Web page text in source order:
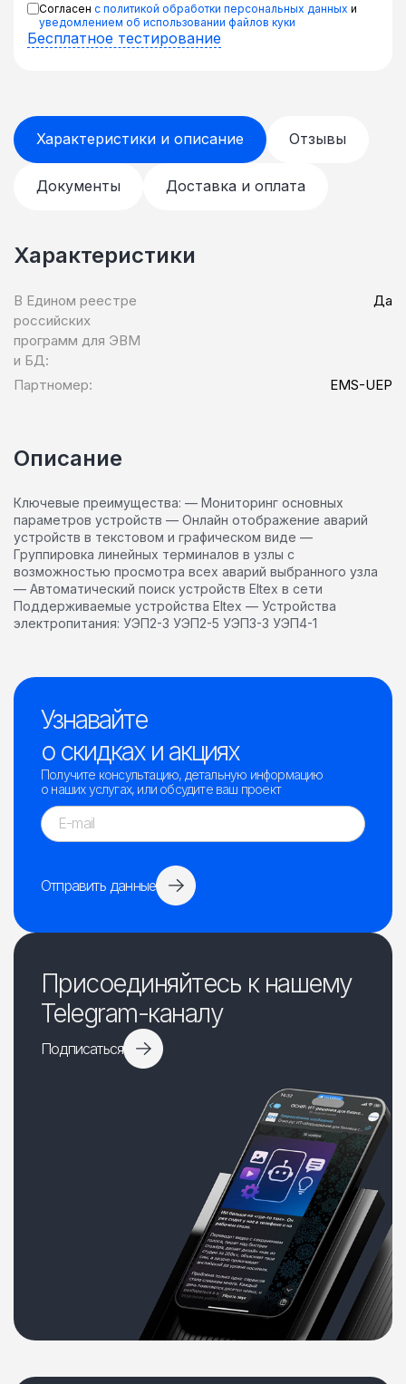
Согласен с политикой обработки персональных данных и
уведомлением об использовании файлов куки
Бесплатное тестирование
Характеристики и описание Отзывы
Документы Доставка и оплата
Характеристики
В Едином реестре
российских
программ для ЭВМ
и БД:
Да
Партномер: EMS-UEP
Описание
Ключевые преимущества: — Мониторинг основных
параметров устройств — Онлайн отображение аварий
устройств в текстовом и графическом виде —
Группировка линейных терминалов в узлы с
возможностью просмотра всех аварий выбранного узла
— Автоматический поиск устройств Eltex в сети
Поддерживаемые устройства Eltex — Устройства
электропитания: УЭП2-3 УЭП2-5 УЭП3-3 УЭП4-1
Узнавайте
о скидках и акциях
Получите консультацию, детальную информацию
о наших услугах, или обсудите ваш проект
Отправить данные
Присоединяйтесь к нашему
Telegram-каналу
Подписаться